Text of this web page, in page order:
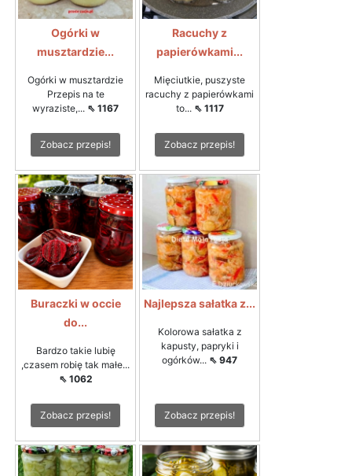
Ogórki w
musztardzie...
Ogórki w musztardzie
Przepis na te
wyraziste,... ⇖ 1167
Zobacz przepis!
Racuchy z
papierówkami...
Mięciutkie, puszyste
racuchy z papierówkami
to... ⇖ 1117
Zobacz przepis!
Buraczki w occie
do...
Bardzo takie lubię
,czasem robię tak małe...
⇖ 1062
Zobacz przepis!
Najlepsza sałatka z...
Kolorowa sałatka z
kapusty, papryki i
ogórków... ⇖ 947
Zobacz przepis!